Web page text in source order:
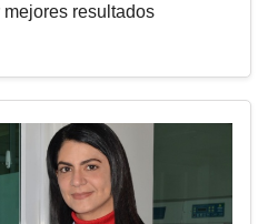
resultados